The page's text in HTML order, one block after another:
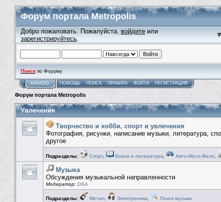
Форум портала Metropolis
Добро пожаловать. Пожалуйста, войдите или
зарегистрируйтесь.
Поиск по Форуму
НАЧАЛО ПОМОЩЬ ПОИСК ПРАВИЛА ВОЙТИ РЕГИСТРАЦИЯ
Форум портала Metropolis
Увлечения
Творчество и хобби, спорт и увлечения
Фотография, рисунки, написание музыки, литература,
другое
Подразделы: Спорт, Книги и литература Авто-Мото-Вело
Музыка
Обсуждения музыкальной направленности
Модератор: DSA
Подразделы: Метал Электроника Поиск музыки